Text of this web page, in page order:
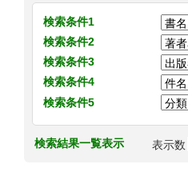
検索条件1
検索条件2
検索条件3
検索条件4
検索条件5
検索結果一覧表示 表示数